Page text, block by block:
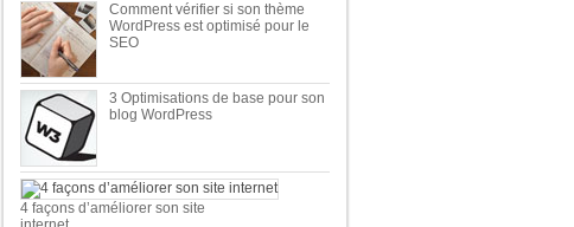
Comment vérifier si son thème
WordPress est optimisé pour le
SEO
3 Optimisations de base pour son
blog WordPress
4 façons d’améliorer son site